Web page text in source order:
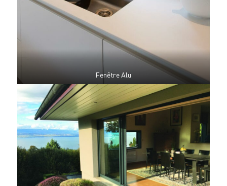
Fenêtre Alu